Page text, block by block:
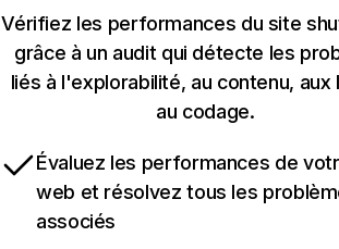
Vérifiez les performances du site
grâce à un audit qui détecte les
liés à l'explorabilité, au contenu, aux
au codage.
Évaluez les performances de
web et résolvez tous les
associés